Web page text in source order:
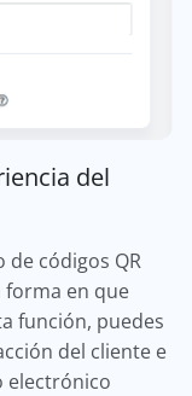
del
códigos QR
forma en que
función, puedes
del cliente e
electrónico